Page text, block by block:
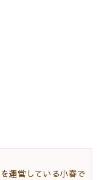
運営している小春で